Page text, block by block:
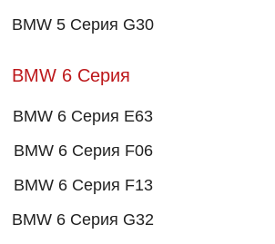
BMW 5 Серия G30
BMW 6 Серия
BMW 6 Серия E63
BMW 6 Серия F06
BMW 6 Серия F13
BMW 6 Серия G32